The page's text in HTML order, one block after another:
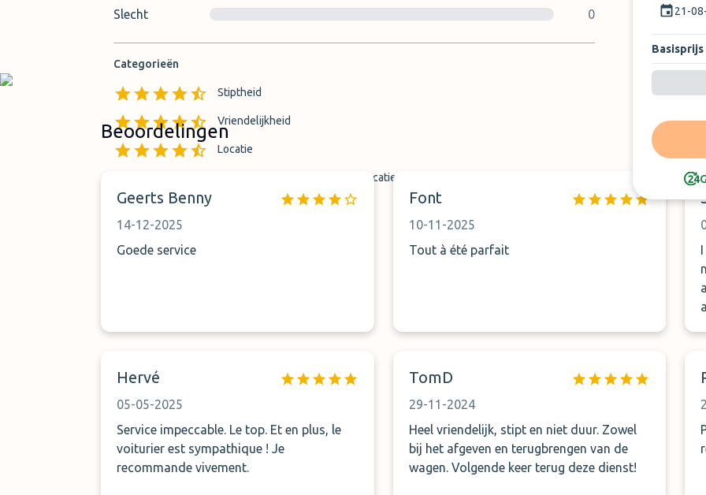
Slecht
0
Categorieën
Stiptheid
Vriendelijkheid
Locatie
Vindbaarheid van overdrachtslocatie
21-
Basisprijs
Beoordelingen
Geerts Benny
14-12-2025
Goede service
Font
10-11-2025
Tout à été parfait
Hervé
05-05-2025
Service impeccable. Le top. Et en plus, le
voiturier est sympathique ! Je
recommande vivement.
TomD
29-11-2024
Heel vriendelijk, stipt en niet duur. Zowel
bij het afgeven en terugbrengen van de
wagen. Volgende keer terug deze dienst!